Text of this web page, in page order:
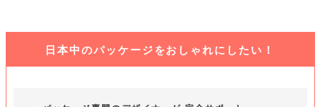
日本中のパッケージをおしゃれにしたい！